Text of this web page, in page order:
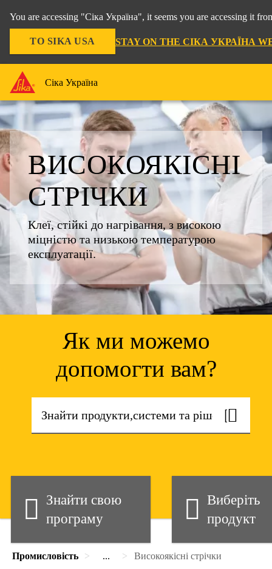
You are accessing "Сіка Україна", it seems you are accessing it
TO SIKA USA STAY ON THE СІКА УКРАЇНА
Сіка Україна
ВИСОКОЯКІСНІ
СТРІЧКИ
Клеї, стійкі до нагрівання, з високою
міцністю та низькою температурою
експлуатації.
Як ми можемо
допомогти вам?
Знайти свою
програму
Виберіть
продукт
Промисловість ... Високоякісні стрічки